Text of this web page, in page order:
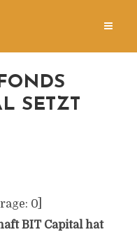
SETZT
0]
BIT Capital hat